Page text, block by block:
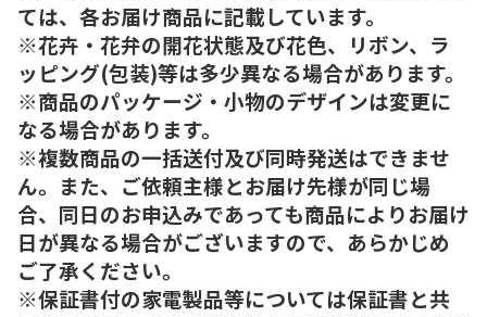
ては、各お届け商品に記載しています。
※花卉・花弁の開花状態及び花色、リボン、ラ
ッピング(包装)等は多少異なる場合があります。
※商品のパッケージ・小物のデザインは変更に
なる場合があります。
※複数商品の一括送付及び同時発送はできませ
ん。また、ご依頼主様とお届け先様が同じ場
合、同日のお申込みであっても商品によりお届け
日が異なる場合がございますので、あらかじめ
ご了承ください。
※保証書付の家電製品等については保証書と共